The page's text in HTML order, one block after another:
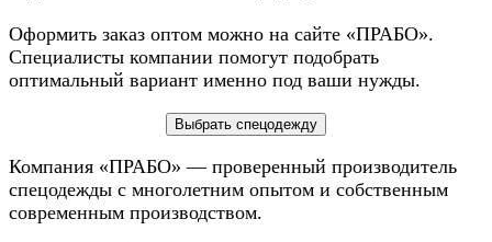
Оформить заказ оптом можно на сайте «ПРАБО».
Специалисты компании помогут подобрать
оптимальный вариант именно под ваши нужды.
Выбрать спецодежду
Компания «ПРАБО» — проверенный производитель
спецодежды с многолетним опытом и собственным
современным производством.